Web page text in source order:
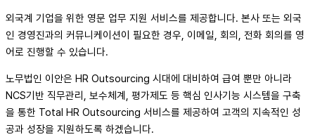
외국계 기업을 위한 영문 업무 지원 서비스를 제공합니다. 본사 또는 외국
인 경영진과의 커뮤니케이션이 필요한 경우, 이메일, 회의, 전화 회의를 영
어로 진행할 수 있습니다.
노무법인 이안은 HR Outsourcing 시대에 대비하여 급여 뿐만 아니라
NCS기반 직무관리, 보수체계, 평가제도 등 핵심 인사기능 시스템을 구축
을 통한 Total HR Outsourcing 서비스를 제공하여 고객의 지속적인 성
공과 성장을 지원하도록 하겠습니다.